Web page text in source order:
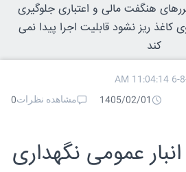
هنگفت مالی و اعتباری جلوگیری
کاغذ ریز نشود قابلیت اجرا پیدا نمی
کند
6-8-
1405/02/01
مشاهده نظرات0
عمومی نگهداری